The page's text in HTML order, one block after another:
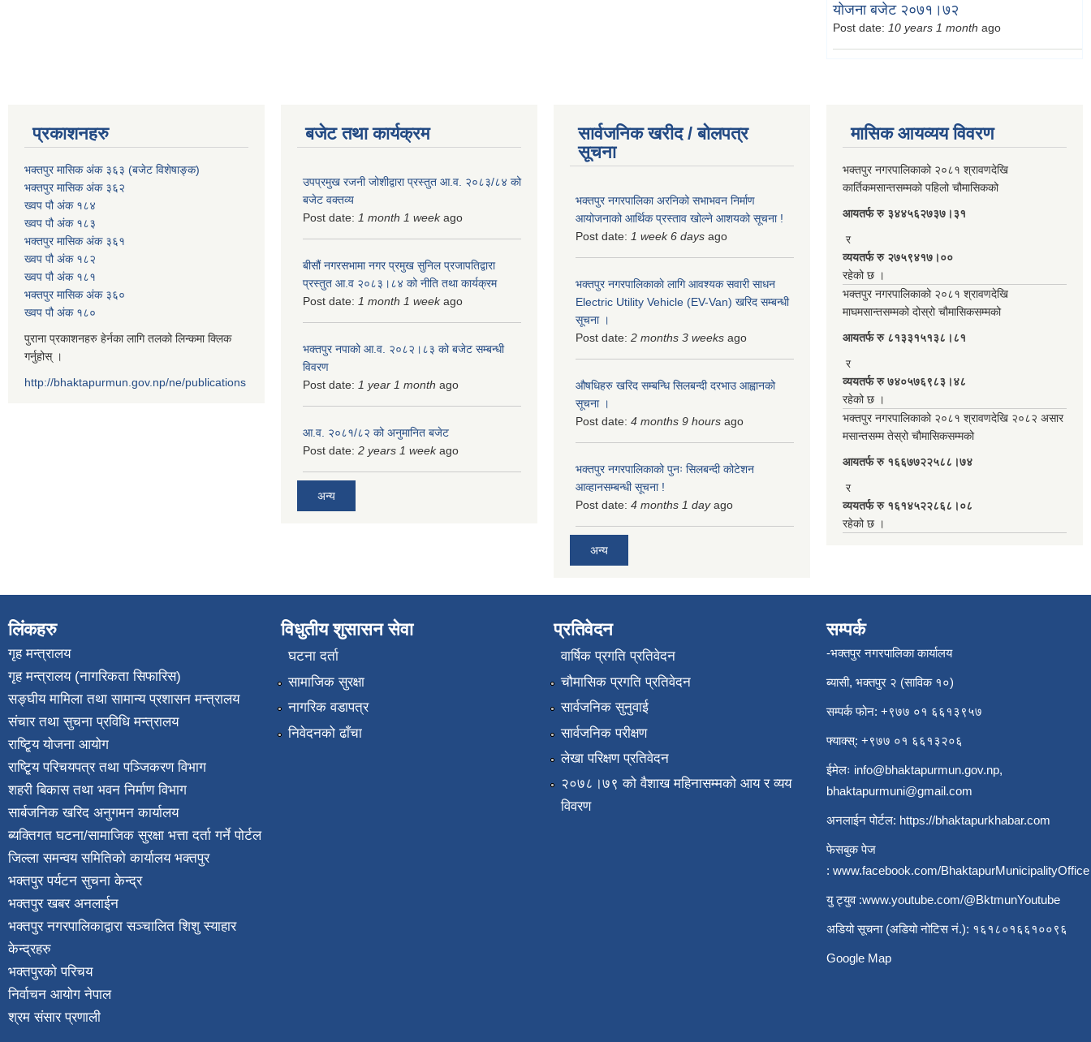
योजना बजेट २०७१।७२
Post date: 10 years 1 month ago
प्रकाशनहरु
भक्तपुर मासिक अंक ३६३ (बजेट विशेषाङ्क)
भक्तपुर मासिक अंक ३६२
ख्वप पौ अंक १८४
ख्वप पौ अंक १८३
भक्तपुर मासिक अंक ३६१
ख्वप पौ अंक १८२
ख्वप पौ अंक १८१
भक्तपुर मासिक अंक ३६०
ख्वप पौ अंक १८०
पुराना प्रकाशनहरु हेर्नका लागि तलको लिन्कमा क्लिक
गर्नुहोस् ।
http://bhaktapurmun.gov.np/ne/publications
बजेट तथा कार्यक्रम
उपप्रमुख रजनी जोशीद्वारा प्रस्तुत आ.व. २०८३/८४ को
बजेट वक्तव्य
Post date: 1 month 1 weekago
बीसौं नगरसभामा नगर प्रमुख सुनिल प्रजापतिद्वारा
प्रस्तुत आ.व‍ २०८३।८४ को नीति तथा कार्यक्रम
Post date: 1 month 1 weekago
भक्तपुर नपाको आ.व. २०८२।८३ को बजेट सम्बन्धी
विवरण
Post date: 1 year 1 month ago
आ.व. २०८१/८२ को अनुमानित बजेट
Post date: 2 years 1 weekago
अन्य
सार्वजनिक खरीद / बोलपत्र
सूचना
भक्तपुर नगरपालिका अरनिको सभाभवन निर्माण
आयोजनाको आर्थिक प्रस्ताव खोल्ने आशयको सूचना !
Post date: 1 week 6 days ago
भक्तपुर नगरपालिकाकाे लागि आवश्यक सवारी साधन
Electric Utility Vehicle (EV-Van) खरिद सम्बन्धी
सूचना ।
Post date: 2 months 3 weeks ago
औषधिहरु खरिद सम्बन्धि सिलबन्दी दरभाउ आह्वानको
सूचना ।
Post date: 4 months 9 hours ago
भक्तपुर नगरपालिकाको पुनः सिलबन्दी कोटेशन
आव्हानसम्बन्धी सूचना !
Post date: 4 months 1 dayago
अन्य
मासिक आयव्यय विवरण
भक्तपुर नगरपालिकाको २०८१ श्रावणदेखि
कार्तिकमसान्तसम्मको पहिलो चौमासिकको
आयतर्फ रु‌ ३४४५६२७३७।३१
र
व्ययतर्फ रु २७५९४१७।००
रहेको छ ।
भक्तपुर नगरपालिकाको २०८१ श्रावणदेखि
माघमसान्तसम्मको दोस्रो चौमासिकसम्मको
आयतर्फ रु‌ ८१३३१५१३८।८१
र
व्ययतर्फ रु ७४०५७६९८३।४८
रहेको छ ।
भक्तपुर नगरपालिकाको २०८१ श्रावणदेखि २०८२ असार
मसान्तसम्म तेस्रो चौमासिकसम्मको
आयतर्फ रु‌ १६६७७२२५८८।७४
र
व्ययतर्फ रु १६१४५२२८६८।०८
रहेको छ ।
लिंकहरु
गृह मन्त्रालय
गृह मन्त्रालय (नागरिकता सिफारिस)
सङ्घीय मामिला तथा सामान्य प्रशासन मन्त्रालय
संचार तथा सुचना प्रविधि मन्त्रालय
राष्टि्ृय योजना आयोग
राष्टि्ृय परिचयपत्र तथा पञ्जिकरण विभाग
शहरी बिकास तथा भवन निर्माण विभाग
सार्बजनिक खरिद अनुगमन कार्यालय
ब्यक्तिगत घटना/सामाजिक सुरक्षा भत्ता दर्ता गर्ने पोर्टल
जिल्ला समन्वय समितिको कार्यालय भक्तपुर
भक्तपुर पर्यटन सुचना केन्द्र
भक्तपुर खबर अनलाईन
भक्तपुर नगरपालिकाद्वारा सञ्चालित शिशु स्याहार
केन्द्रहरु
भक्तपुरकाे परिचय
निर्वाचन आयोग नेपाल
श्रम संसार प्रणाली
विधुतीय शुसासन सेवा
घटना दर्ता
सामाजिक सुरक्षा
नागरिक वडापत्र
निवेदनको ढाँचा
प्रतिवेदन
वार्षिक प्रगति प्रतिवेदन
चौमासिक प्रगति प्रतिवेदन
सार्वजनिक सुनुवाई
सार्वजनिक परीक्षण
लेखा परिक्षण प्रतिवेदन
२०७८।७९ को वैशाख महिनासम्मको आय र व्यय
विवरण
सम्पर्क
-भक्तपुर नगरपालिका कार्यालय
ब्यासी, भक्तपुर २ (साविक १०)
सम्पर्क फोन: +९७७ ०१ ६६१३९५७
फ्याक्स्: +९७७ ०१ ६६१३२०६
ईमेलः info@bhaktapurmun.gov.np,
bhaktapurmuni@gmail.com
अनलाईन पोर्टल: https://bhaktapurkhabar.com
फेसबुक पेज
: www.facebook.com/BhaktapurMunicipalityOffice
यु ट्युव :www.youtube.com/@BktmunYoutube
अडियो सूचना (अडियो नोटिस नं.): १६१८०१६६१००९६
Google Map